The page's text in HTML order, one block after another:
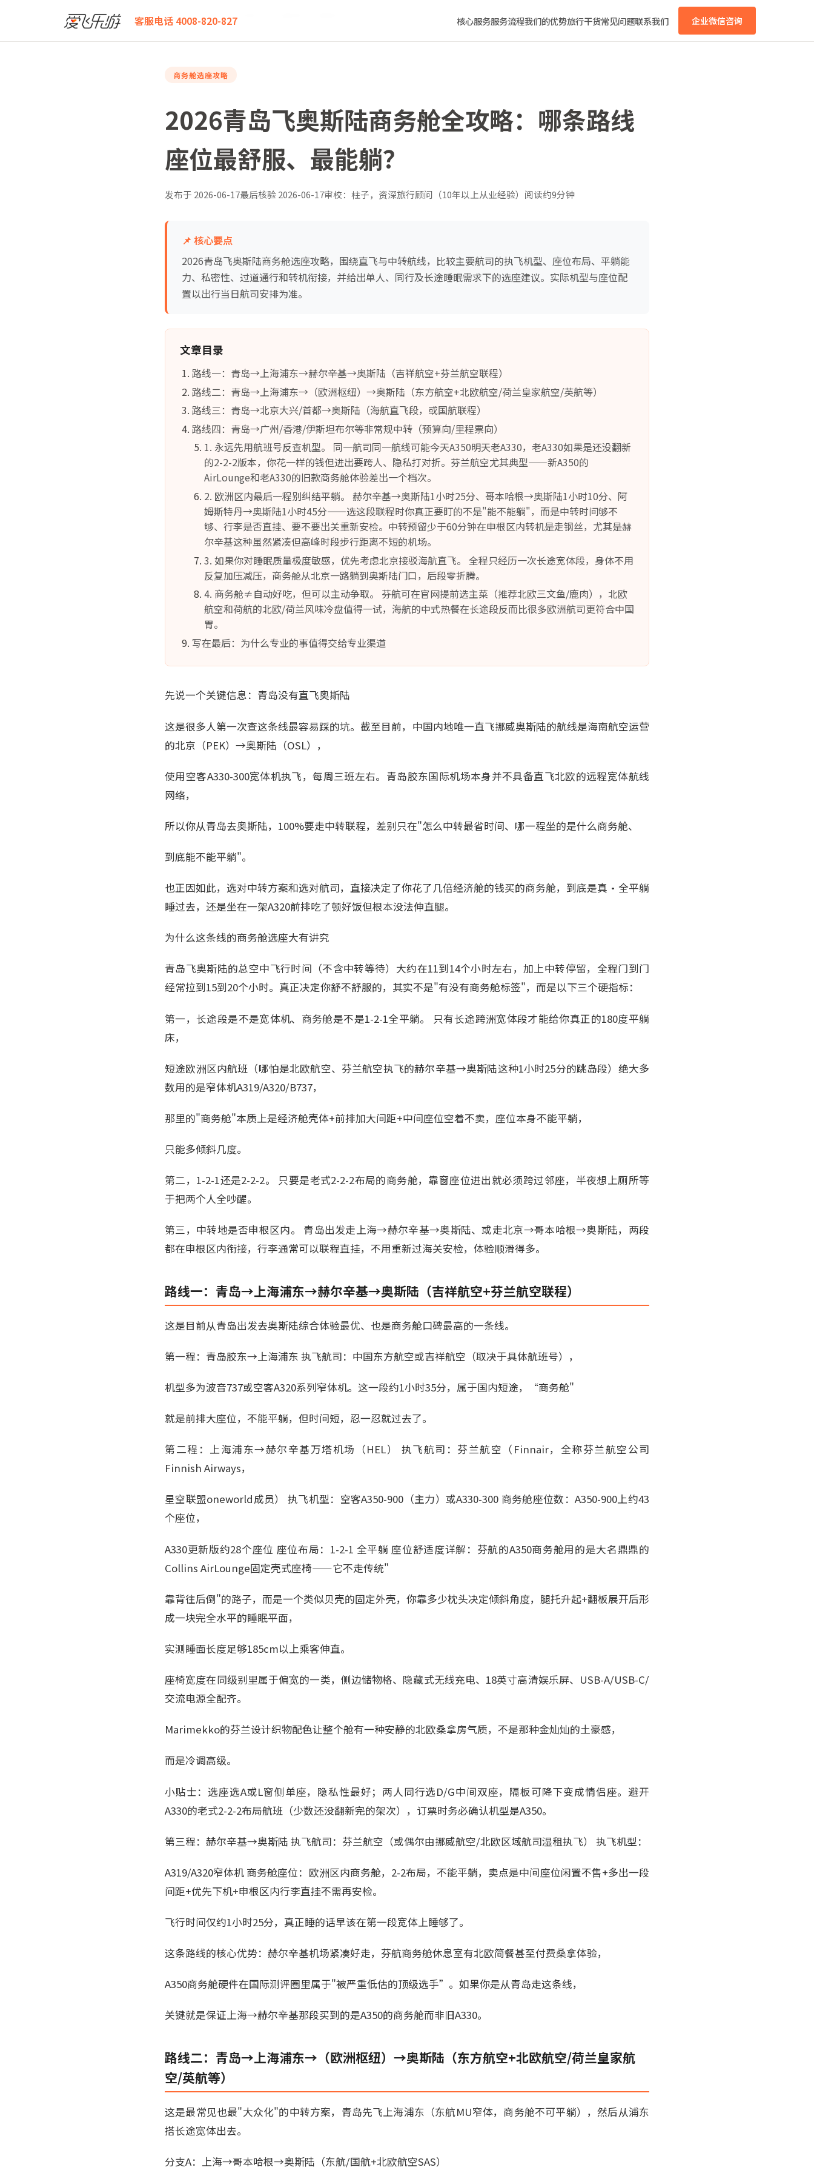
客服电话 4008-820-827 核心服务服务流程我们的优势旅行干货常见问题联系我们 企业微信咨询
爱飞乐游 2026青岛飞奥斯陆商务舱全攻略：哪条路线座位最舒服、最能躺？
商务舱选座攻略
2026青岛飞奥斯陆商务舱全攻略：哪条路线
座位最舒服、最能躺？
发布于 2026-06-17最后核验2026-06-17审校：柱子，资深旅行顾问（10年以上从业经验） 阅读约9分钟
📌 核心要点
2026青岛飞奥斯陆商务舱选座攻略，围绕直飞与中转航线，比较主要航司的执飞机型、座位布局、平躺能
力、私密性、过道通行和转机衔接，并给出单人、同行及长途睡眠需求下的选座建议。实际机型与座位配
置以出行当日航司安排为准。
文章目录
路线一：青岛→上海浦东→赫尔辛基→奥斯陆（吉祥航空+芬兰航空联程）
路线二：青岛→上海浦东→（欧洲枢纽）→奥斯陆（东方航空+北欧航空/荷兰皇家航空/英航等）
路线三：青岛→北京大兴/首都→奥斯陆（海航直飞段，或国航联程）
路线四：青岛→广州/香港/伊斯坦布尔等非常规中转（预算向/里程票向）
1. 永远先用航班号反查机型。 同一航司同一航线可能今天A350明天老A330，老A330如果是还没翻新
的2-2-2版本，你花一样的钱但进出要跨人、隐私打对折。芬兰航空尤其典型——新A350的
AirLounge和老A330的旧款商务舱体验差出一个档次。
2. 欧洲区内最后一程别纠结平躺。 赫尔辛基→奥斯陆1小时25分、哥本哈根→奥斯陆1小时10分、阿
姆斯特丹→奥斯陆1小时45分——选这段联程时你真正要盯的不是"能不能躺"，而是中转时间够不
够、行李是否直挂、要不要出关重新安检。中转预留少于60分钟在申根区内转机是走钢丝，尤其是赫
尔辛基这种虽然紧凑但高峰时段步行距离不短的机场。
3. 如果你对睡眠质量极度敏感，优先考虑北京接驳海航直飞。 全程只经历一次长途宽体段，身体不用
反复加压减压，商务舱从北京一路躺到奥斯陆门口，后段零折腾。
4. 商务舱≠自动好吃，但可以主动争取。 芬航可在官网提前选主菜（推荐北欧三文鱼/鹿肉），北欧
航空和荷航的北欧/荷兰风味冷盘值得一试，海航的中式热餐在长途段反而比很多欧洲航司更符合中国
胃。
写在最后：为什么专业的事值得交给专业渠道
先说一个关键信息：青岛没有直飞奥斯陆
这是很多人第一次查这条线最容易踩的坑。截至目前，中国内地唯一直飞挪威奥斯陆的航线是海南航空运营
的北京（PEK）→奥斯陆（OSL），
使用空客A330-300宽体机执飞，每周三班左右。青岛胶东国际机场本身并不具备直飞北欧的远程宽体航线
网络，
所以你从青岛去奥斯陆，100%要走中转联程，差别只在"怎么中转最省时间、哪一程坐的是什么商务舱、
到底能不能平躺"。
也正因如此，选对中转方案和选对航司，直接决定了你花了几倍经济舱的钱买的商务舱，到底是真·全平躺
睡过去，还是坐在一架A320前排吃了顿好饭但根本没法伸直腿。
为什么这条线的商务舱选座大有讲究
青岛飞奥斯陆的总空中飞行时间（不含中转等待）大约在11到14个小时左右，加上中转停留，全程门到门
经常拉到15到20个小时。真正决定你舒不舒服的，其实不是"有没有商务舱标签"，而是以下三个硬指标：
第一，长途段是不是宽体机、商务舱是不是1-2-1全平躺。 只有长途跨洲宽体段才能给你真正的180度平躺
床，
短途欧洲区内航班（哪怕是北欧航空、芬兰航空执飞的赫尔辛基→奥斯陆这种1小时25分的跳岛段）绝大多
数用的是窄体机A319/A320/B737，
那里的"商务舱"本质上是经济舱壳体+前排加大间距+中间座位空着不卖，座位本身不能平躺，
只能多倾斜几度。
第二，1-2-1还是2-2-2。 只要是老式2-2-2布局的商务舱，靠窗座位进出就必须跨过邻座，半夜想上厕所等
于把两个人全吵醒。
第三，中转地是否申根区内。 青岛出发走上海→赫尔辛基→奥斯陆、或走北京→哥本哈根→奥斯陆，两段
都在申根区内衔接，行李通常可以联程直挂，不用重新过海关安检，体验顺滑得多。
路线一：青岛→上海浦东→赫尔辛基→奥斯陆（吉祥航空+芬兰航空联程）
这是目前从青岛出发去奥斯陆综合体验最优、也是商务舱口碑最高的一条线。
第一程：青岛胶东→上海浦东 执飞航司：中国东方航空或吉祥航空（取决于具体航班号），
机型多为波音737或空客A320系列窄体机。这一段约1小时35分，属于国内短途，“商务舱"
就是前排大座位，不能平躺，但时间短，忍一忍就过去了。
第二程：上海浦东→赫尔辛基万塔机场（HEL） 执飞航司：芬兰航空（Finnair，全称芬兰航空公司
Finnish Airways，
星空联盟oneworld成员） 执飞机型：空客A350-900（主力）或A330-300 商务舱座位数：A350-900上约43
个座位，
A330更新版约28个座位 座位布局：1-2-1 全平躺 座位舒适度详解：芬航的A350商务舱用的是大名鼎鼎的
Collins AirLounge固定壳式座椅——它不走传统"
靠背往后倒"的路子，而是一个类似贝壳的固定外壳，你靠多少枕头决定倾斜角度，腿托升起+翻板展开后形
成一块完全水平的睡眠平面，
实测睡面长度足够185cm以上乘客伸直。
座椅宽度在同级别里属于偏宽的一类，侧边储物格、隐藏式无线充电、18英寸高清娱乐屏、USB-A/USB-C/
交流电源全配齐。
Marimekko的芬兰设计织物配色让整个舱有一种安静的北欧桑拿房气质，不是那种金灿灿的土豪感，
而是冷调高级。
小贴士：选座选A或L窗侧单座，隐私性最好；两人同行选D/G中间双座，隔板可降下变成情侣座。避开
A330的老式2-2-2布局航班（少数还没翻新完的架次），订票时务必确认机型是A350。
第三程：赫尔辛基→奥斯陆 执飞航司：芬兰航空（或偶尔由挪威航空/北欧区域航司湿租执飞） 执飞机型：
A319/A320窄体机 商务舱座位：欧洲区内商务舱，2-2布局，不能平躺，卖点是中间座位闲置不售+多出一段
间距+优先下机+申根区内行李直挂不需再安检。
飞行时间仅约1小时25分，真正睡的话早该在第一段宽体上睡够了。
这条路线的核心优势：赫尔辛基机场紧凑好走，芬航商务舱休息室有北欧简餐甚至付费桑拿体验，
A350商务舱硬件在国际测评圈里属于"被严重低估的顶级选手”。如果你是从青岛走这条线，
关键就是保证上海→赫尔辛基那段买到的是A350的商务舱而非旧A330。
路线二：青岛→上海浦东→（欧洲枢纽）→奥斯陆（东方航空+北欧航空/荷兰皇家航
空/英航等）
这是最常见也最"大众化"的中转方案，青岛先飞上海浦东（东航MU窄体，商务舱不可平躺），然后从浦东
搭长途宽体出去。
分支A：上海→哥本哈根→奥斯陆（东航/国航+北欧航空SAS）